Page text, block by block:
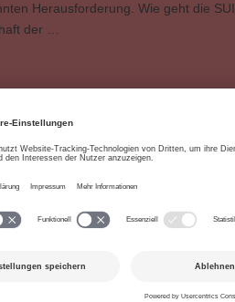
Herausforderung. Wie geht die
der …